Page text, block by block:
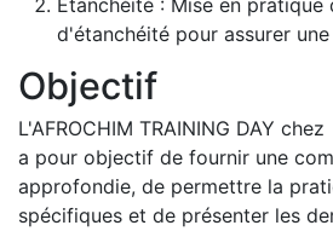
Étanchéité : Mise en pratique
d'étanchéité pour assurer
Objectif
L'AFROCHIM TRAINING DAY
a pour objectif de fournir une
approfondie, de permettre la
spécifiques et de présenter les